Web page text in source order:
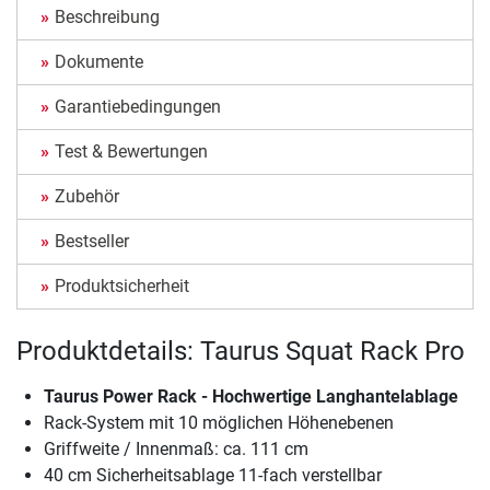
Beschreibung
Dokumente
Garantiebedingungen
Test & Bewertungen
Zubehör
Bestseller
Produktsicherheit
Produktdetails: Taurus Squat Rack Pro
Taurus Power Rack - Hochwertige Langhantelablage
Rack-System mit 10 möglichen Höhenebenen
Griffweite / Innenmaß: ca. 111 cm
40 cm Sicherheitsablage 11-fach verstellbar